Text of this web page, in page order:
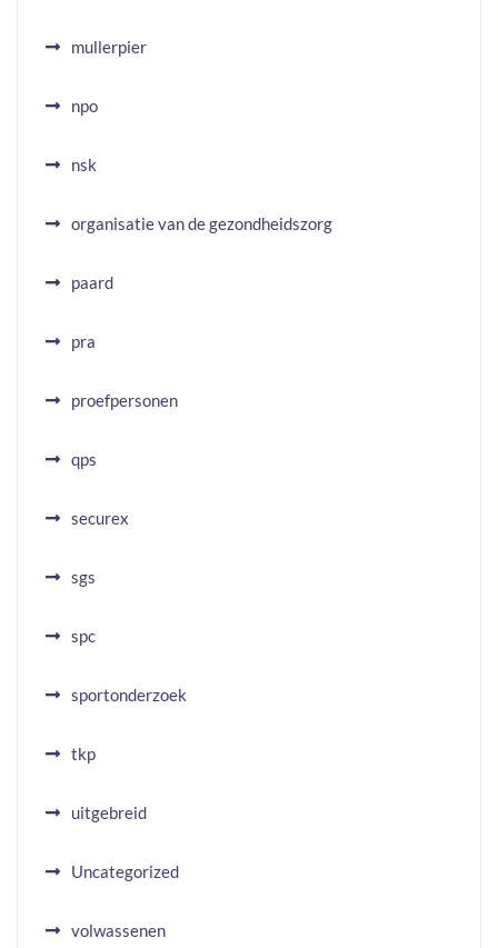
mullerpier
npo
nsk
organisatie van de gezondheidszorg
paard
pra
proefpersonen
qps
securex
sgs
spc
sportonderzoek
tkp
uitgebreid
Uncategorized
volwassenen